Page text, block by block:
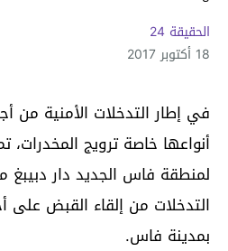
الحقيقة 24
18 أكتوبر 2017
في إطار التدخلات الأمنية من
أنواعها خاصة ترويج
لمنطقة فاس الجديد دار دبيبغ
التدخلات من إلقاء القبض على
بمدينة فاس.